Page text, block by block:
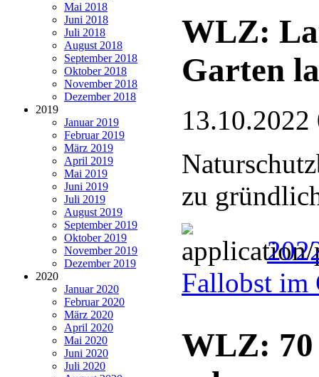
Mai 2018
Juni 2018
Juli 2018
August 2018
September 2018
Oktober 2018
November 2018
Dezember 2018
2019
Januar 2019
Februar 2019
März 2019
April 2019
Mai 2019
Juni 2019
Juli 2019
August 2019
September 2019
Oktober 2019
November 2019
Dezember 2019
2020
Januar 2020
Februar 2020
März 2020
April 2020
Mai 2020
Juni 2020
Juli 2020
WLZ:
Garten
13.10.2022
zu
Fallobst im
WLZ: 70